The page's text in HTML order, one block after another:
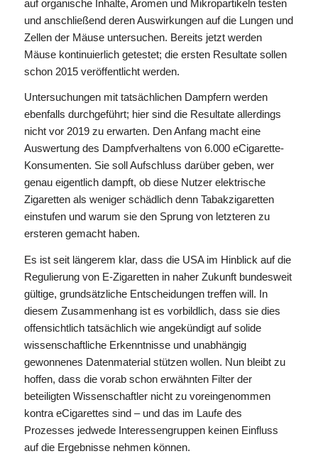
auf organische Inhalte, Aromen und Mikropartikeln testen
und anschließend deren Auswirkungen auf die Lungen und
Zellen der Mäuse untersuchen. Bereits jetzt werden
Mäuse kontinuierlich getestet; die ersten Resultate sollen
schon 2015 veröffentlicht werden.
Untersuchungen mit tatsächlichen Dampfern werden
ebenfalls durchgeführt; hier sind die Resultate allerdings
nicht vor 2019 zu erwarten. Den Anfang macht eine
Auswertung des Dampfverhaltens von 6.000 eCigarette-
Konsumenten. Sie soll Aufschluss darüber geben, wer
genau eigentlich dampft, ob diese Nutzer elektrische
Zigaretten als weniger schädlich denn Tabakzigaretten
einstufen und warum sie den Sprung von letzteren zu
ersteren gemacht haben.
Es ist seit längerem klar, dass die USA im Hinblick auf die
Regulierung von E-Zigaretten in naher Zukunft bundesweit
gültige, grundsätzliche Entscheidungen treffen will. In
diesem Zusammenhang ist es vorbildlich, dass sie dies
offensichtlich tatsächlich wie angekündigt auf solide
wissenschaftliche Erkenntnisse und unabhängig
gewonnenes Datenmaterial stützen wollen. Nun bleibt zu
hoffen, dass die vorab schon erwähnten Filter der
beteiligten Wissenschaftler nicht zu voreingenommen
kontra eCigarettes sind – und das im Laufe des
Prozesses jedwede Interessengruppen keinen Einfluss
auf die Ergebnisse nehmen können.